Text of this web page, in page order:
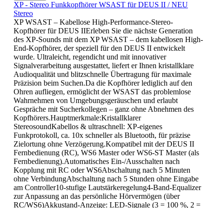
XP - Stereo Funkkopfhörer WSAST für DEUS II / NEU
Stereo
XP WSAST – Kabellose High-Performance-Stereo-
Kopfhörer für DEUS IIErleben Sie die nächste Generation
des XP-Sounds mit dem XP WSAST – dem kabellosen High-
End-Kopfhörer, der speziell für den DEUS II entwickelt
wurde. Ultraleicht, regendicht und mit innovativer
Signalverarbeitung ausgestattet, liefert er Ihnen kristallklare
Audioqualität und blitzschnelle Übertragung für maximale
Präzision beim Suchen.Da die Kopfhörer lediglich auf den
Ohren aufliegen, ermöglicht der WSAST das problemlose
Wahrnehmen von Umgebungsgeräuschen und erlaubt
Gespräche mit Sucherkollegen – ganz ohne Abnehmen des
Kopfhörers.Hauptmerkmale:Kristallklarer
StereosoundKabellos & ultraschnell: XP-eigenes
Funkprotokoll, ca. 10x schneller als Bluetooth, für präzise
Zielortung ohne Verzögerung.Kompatibel mit der DEUS II
Fernbedienung (RC), WS6 Master oder WS6-ST Master (als
Fernbedienung).Automatisches Ein-/Ausschalten nach
Kopplung mit RC oder WS6Abschaltung nach 5 Minuten
ohne VerbindungAbschaltung nach 5 Stunden ohne Eingabe
am Controller10-stufige Lautstärkeregelung4-Band-Equalizer
zur Anpassung an das persönliche Hörvermögen (über
RC/WS6)Akkustand-Anzeige: LED-Signale (3 = 100 %, 2 =